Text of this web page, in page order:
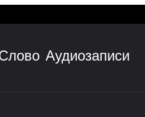
Аудиозаписи